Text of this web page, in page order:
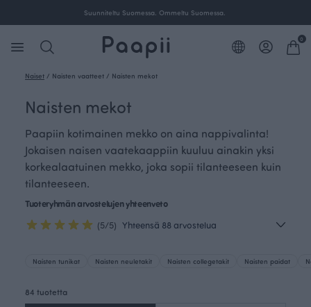
Ilmainen toimitus yli 100 € tilauksille Suomessa.
0
Naiset / Naisten vaatteet / Naisten mekot
Naisten mekot
Paapiin kotimainen mekko on aina nappivalinta!
Jokaisen naisen vaatekaappiin kuuluu ainakin yksi
korkealaatuinen mekko, joka sopii tilanteeseen kuin
tilanteeseen.
Tuoteryhmän arvostelujen yhteenveto
(5/5) Yhteensä 88 arvostelua
Naisten tunikat Naisten neuletakit Naisten collegetakit Naisten paidat
84 tuotetta